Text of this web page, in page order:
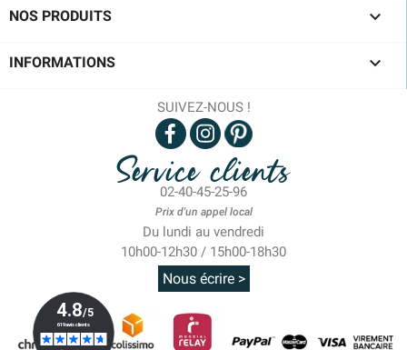
NOS PRODUITS 
INFORMATIONS 
SUIVEZ-NOUS !
Service clients
02-40-45-25-96
Prix d'un appel local
Du lundi au vendredi
10h00-12h30 / 15h00-18h30
Nous écrire >